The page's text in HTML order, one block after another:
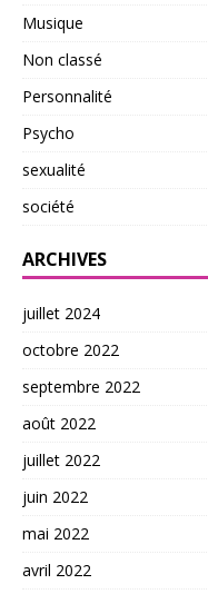
Musique
Non classé
Personnalité
Psycho
sexualité
société
ARCHIVES
juillet 2024
octobre 2022
septembre 2022
août 2022
juillet 2022
juin 2022
mai 2022
avril 2022